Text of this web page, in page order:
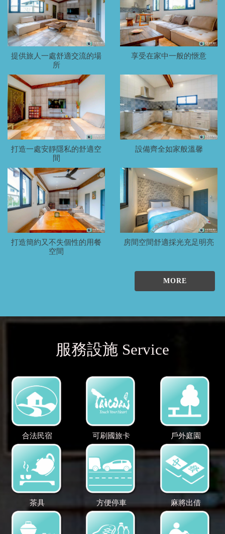
提供旅人一處舒適交流的場
所
享受在家中一般的愜意
打造一處安靜隱私的舒適空
間
設備齊全如家般溫馨
打造簡約又不失個性的用餐
空間
房間空間舒適採光充足明亮
MORE
服務設施 Service
合法民宿 可刷國旅卡 戶外庭園
茶具 方便停車 麻將出借